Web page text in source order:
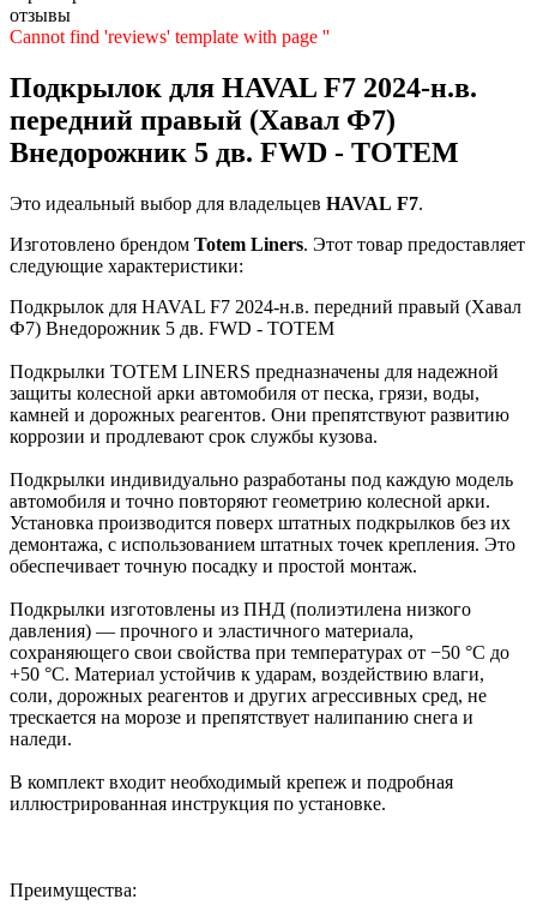
отзывы
Cannot find 'reviews' template with page ''
Подкрылок для HAVAL F7 2024-н.в.
передний правый (Хавал Ф7)
Внедорожник 5 дв. FWD - TOTEM
Это идеальный выбор для владельцев HAVAL F7.
Изготовлено брендом Totem Liners. Этот товар предоставляет
следующие характеристики:
Подкрылок для HAVAL F7 2024-н.в. передний правый (Хавал
Ф7) Внедорожник 5 дв. FWD - TOTEM
Подкрылки TOTEM LINERS предназначены для надежной
защиты колесной арки автомобиля от песка, грязи, воды,
камней и дорожных реагентов. Они препятствуют развитию
коррозии и продлевают срок службы кузова.
Подкрылки индивидуально разработаны под каждую модель
автомобиля и точно повторяют геометрию колесной арки.
Установка производится поверх штатных подкрылков без их
демонтажа, с использованием штатных точек крепления. Это
обеспечивает точную посадку и простой монтаж.
Подкрылки изготовлены из ПНД (полиэтилена низкого
давления) — прочного и эластичного материала,
сохраняющего свои свойства при температурах от −50 °C до
+50 °C. Материал устойчив к ударам, воздействию влаги,
соли, дорожных реагентов и других агрессивных сред, не
трескается на морозе и препятствует налипанию снега и
наледи.
В комплект входит необходимый крепеж и подробная
иллюстрированная инструкция по установке.
Преимущества: